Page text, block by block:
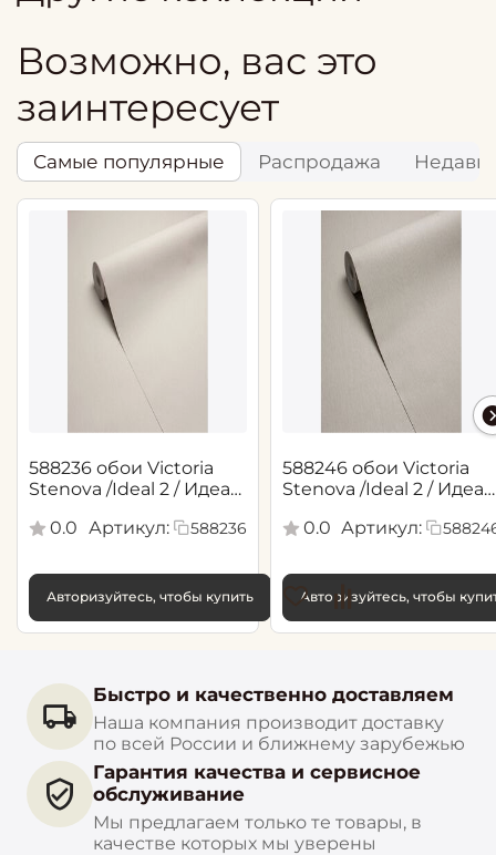
Возможно, вас это
заинтересует
Самые популярные Распродажа
588236 обои Victoria
Stenova /Ideal 2 / Идеал
0.0
Артикул: 588236
Авторизуйтесь, чтобы купить
588246 обои Victoria
Stenova /Ideal 2 / Идеал
0.0 Артикул:
Авторизуйтесь, чтобы
Быстро и качественно доставляем
Наша компания производит доставку
по всей России и ближнему зарубежью
Гарантия качества и сервисное
обслуживание
Мы предлагаем только те товары, в
качестве которых мы уверены